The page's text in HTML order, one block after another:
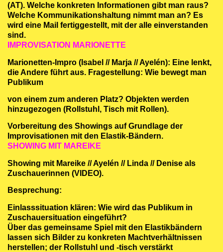
(AT). Welche konkreten Informationen gibt man raus?
Welche Kommunikationshaltung nimmt man an? Es
wird eine Mail fertiggestellt, mit der alle einverstanden
sind.
IMPROVISATION MARIONETTE
Marionetten-Impro (Isabel // Marja // Ayelén): Eine lenkt,
die Andere führt aus. Fragestellung: Wie bewegt man
Publikum
von einem zum anderen Platz? Objekten werden
hinzugezogen (Rollstuhl, Tisch mit Rollen).
Vorbereitung des Showings auf Grundlage der
Improvisationen mit den Elastik-Bändern.
SHOWING MIT MAREIKE
Showing mit Mareike // Ayelén // Linda // Denise als
Zuschauerinnen (VIDEO).
Besprechung:
Einlasssituation klären: Wie wird das Publikum in
Zuschauersituation eingeführt?
Über das gemeinsame Spiel mit den Elastikbändern
lassen sich Bilder zu konkreten Machtverhältnissen
herstellen; der Rollstuhl und -tisch verstärkt